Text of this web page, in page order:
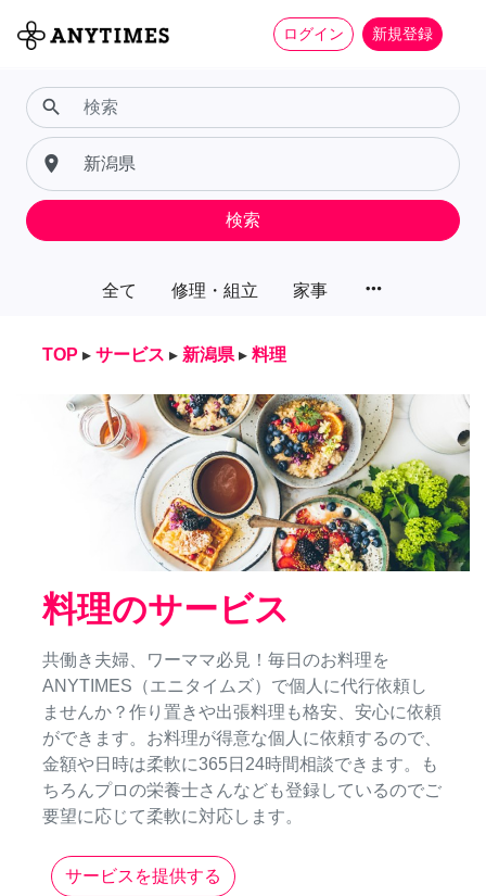
ログイン 新規登録
全て 修理・組立 家事 more_horiz
search
place
検索
TOP ▸ サービス ▸ 新潟県 ▸ 料理
料理のサービス
共働き夫婦、ワーママ必見！毎日のお料理を
ANYTIMES（エニタイムズ）で個人に代行依頼し
ませんか？作り置きや出張料理も格安、安心に依頼
ができます。お料理が得意な個人に依頼するので、
金額や日時は柔軟に365日24時間相談できます。も
ちろんプロの栄養士さんなども登録しているのでご
要望に応じて柔軟に対応します。
サービスを提供する